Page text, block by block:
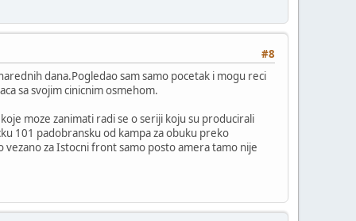
#8
dana.Pogledao sam samo pocetak i mogu reci
sa svojim cinicnim osmehom.
moze zanimati radi se o seriji koju su producirali
101 padobransku od kampa za obuku preko
vezano za Istocni front samo posto amera tamo nije